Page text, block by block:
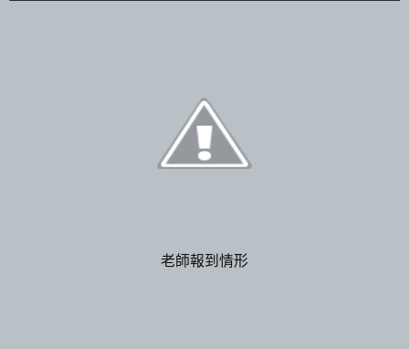
老師報到情形